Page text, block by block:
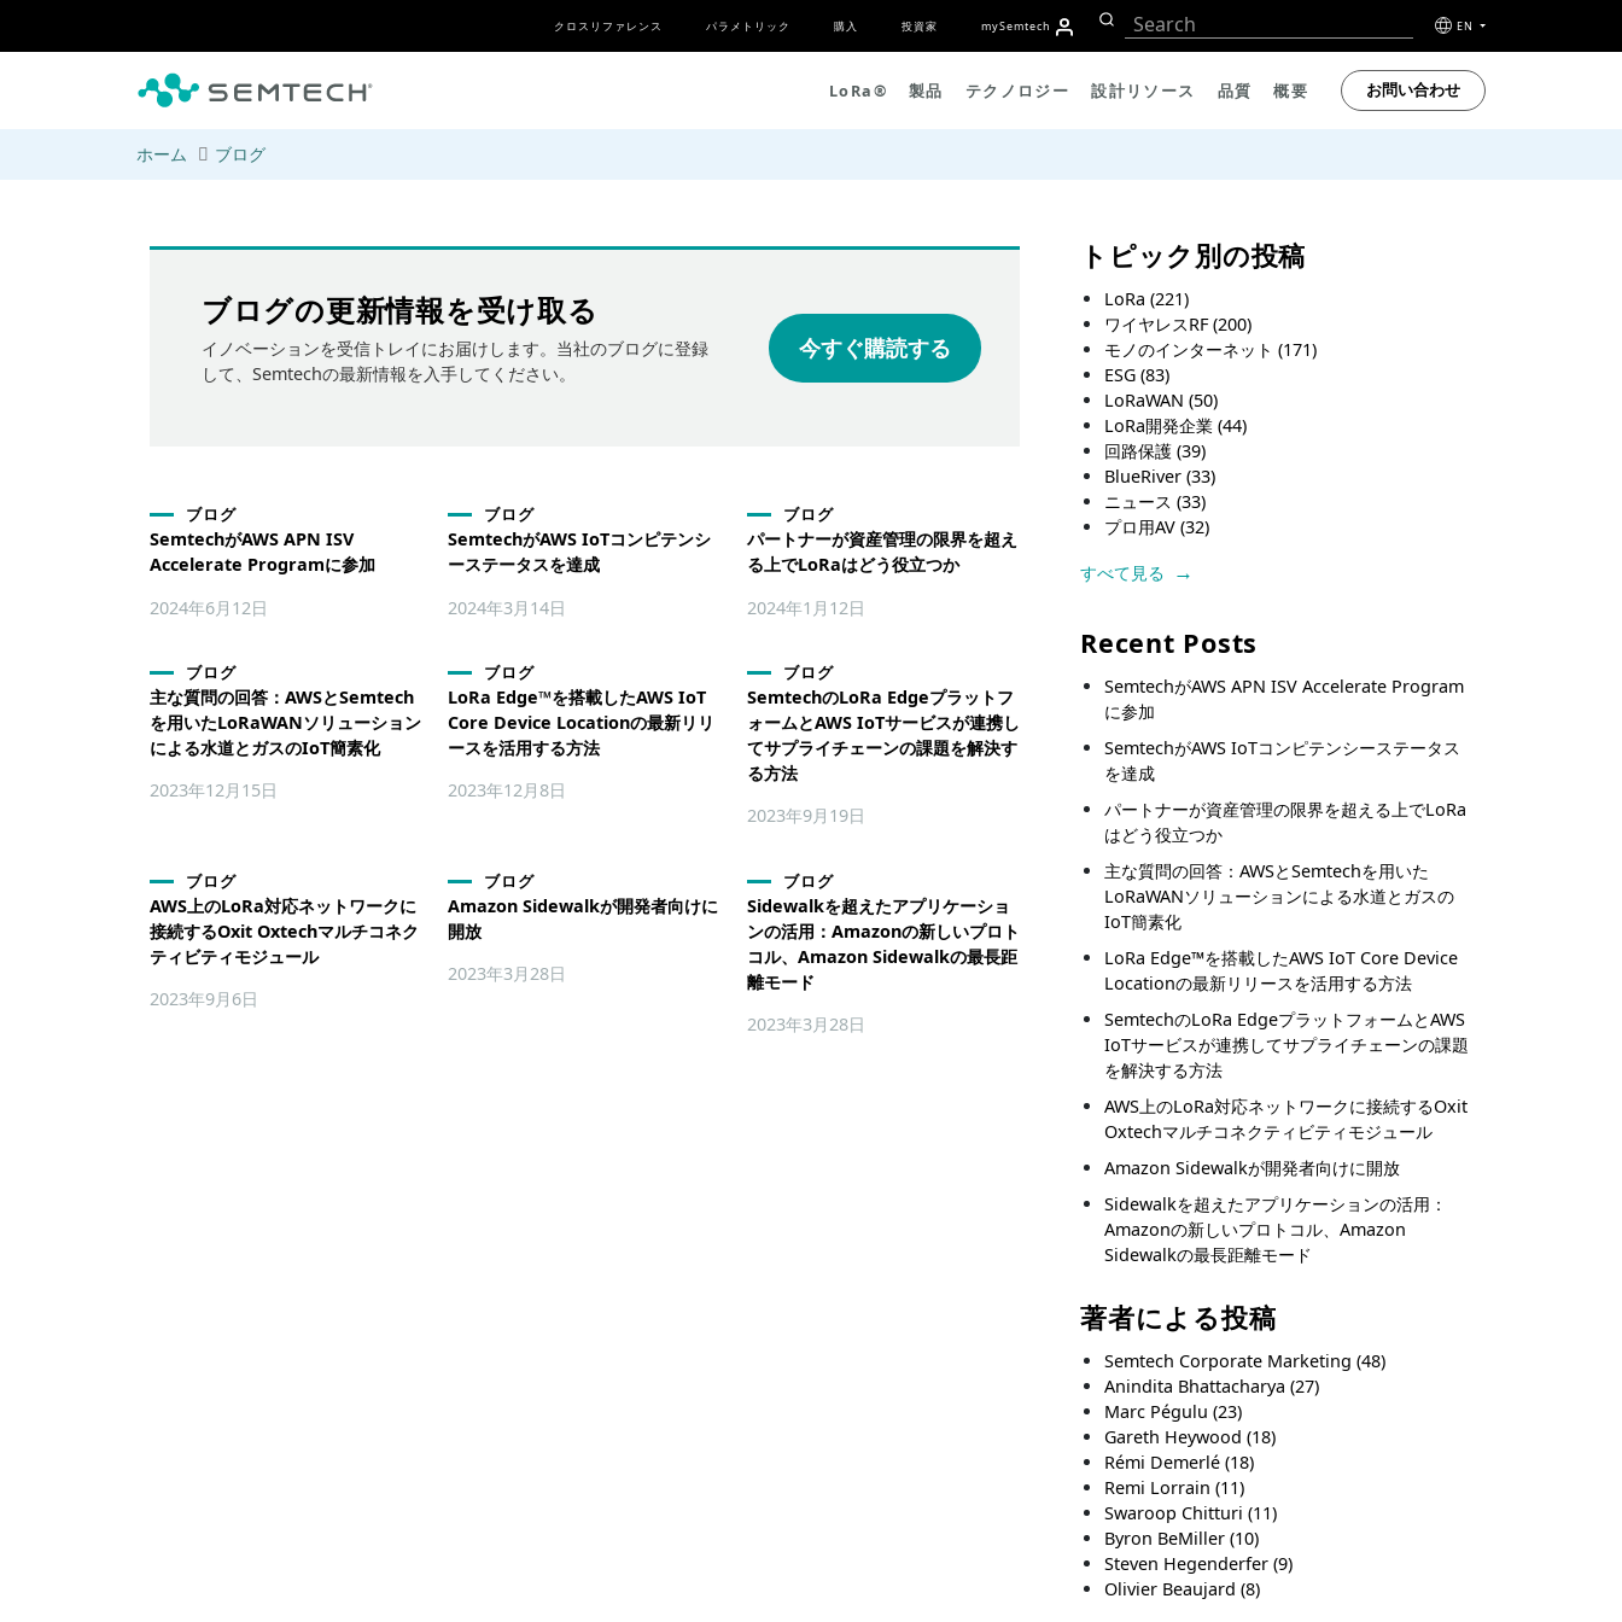
クロスリファレンス パラメトリック 購入 投資家 mySemtech EN
LoRa® 製品 テクノロジー 設計リソース 品質 概要 お問い合わせ
ホーム ブログ
ブログの更新情報を受け取る
イノベーションを受信トレイにお届けします。当社のブログに登録
して、Semtechの最新情報を入手してください。
今すぐ購読する
ブログ
SemtechがAWS APN ISV
Accelerate Programに参加
2024年6月12日
ブログ
SemtechがAWS IoTコンピテンシ
ーステータスを達成
2024年3月14日
ブログ
パートナーが資産管理の限界を超え
る上でLoRaはどう役立つか
2024年1月12日
ブログ
主な質問の回答：AWSとSemtech
を用いたLoRaWANソリューション
による水道とガスのIoT簡素化
2023年12月15日
ブログ
LoRa Edge™を搭載したAWS IoT
Core Device Locationの最新リリ
ースを活用する方法
2023年12月8日
ブログ
SemtechのLoRa Edgeプラットフ
ォームとAWS IoTサービスが連携し
てサプライチェーンの課題を解決す
る方法
2023年9月19日
ブログ
AWS上のLoRa対応ネットワークに
接続するOxit Oxtechマルチコネク
ティビティモジュール
2023年9月6日
ブログ
Amazon Sidewalkが開発者向けに
開放
2023年3月28日
ブログ
Sidewalkを超えたアプリケーショ
ンの活用：Amazonの新しいプロト
コル、Amazon Sidewalkの最長距
離モード
2023年3月28日
トピック別の投稿
LoRa(221)
ワイヤレスRF(200)
モノのインターネット(171)
ESG(83)
LoRaWAN(50)
LoRa開発企業(44)
回路保護(39)
BlueRiver(33)
ニュース(33)
プロ用AV(32)
すべて見る
Recent Posts
SemtechがAWS APN ISV Accelerate Program
に参加
SemtechがAWS IoTコンピテンシーステータス
を達成
パートナーが資産管理の限界を超える上でLoRa
はどう役立つか
主な質問の回答：AWSとSemtechを用いた
LoRaWANソリューションによる水道とガスの
IoT簡素化
LoRa Edge™を搭載したAWS IoT Core Device
Locationの最新リリースを活用する方法
SemtechのLoRa EdgeプラットフォームとAWS
IoTサービスが連携してサプライチェーンの課題
を解決する方法
AWS上のLoRa対応ネットワークに接続するOxit
Oxtechマルチコネクティビティモジュール
Amazon Sidewalkが開発者向けに開放
Sidewalkを超えたアプリケーションの活用：
Amazonの新しいプロトコル、Amazon
Sidewalkの最長距離モード
著者による投稿
Semtech Corporate Marketing(48)
Anindita Bhattacharya(27)
Marc Pégulu(23)
Gareth Heywood(18)
Rémi Demerlé(18)
Remi Lorrain(11)
Swaroop Chitturi(11)
Byron BeMiller(10)
Steven Hegenderfer(9)
Olivier Beaujard(8)